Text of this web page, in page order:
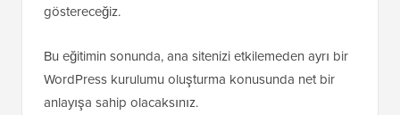
göstereceğiz.
Bu eğitimin sonunda, ana sitenizi etkilemeden ayrı bir
WordPress kurulumu oluşturma konusunda net bir
anlayışa sahip olacaksınız.